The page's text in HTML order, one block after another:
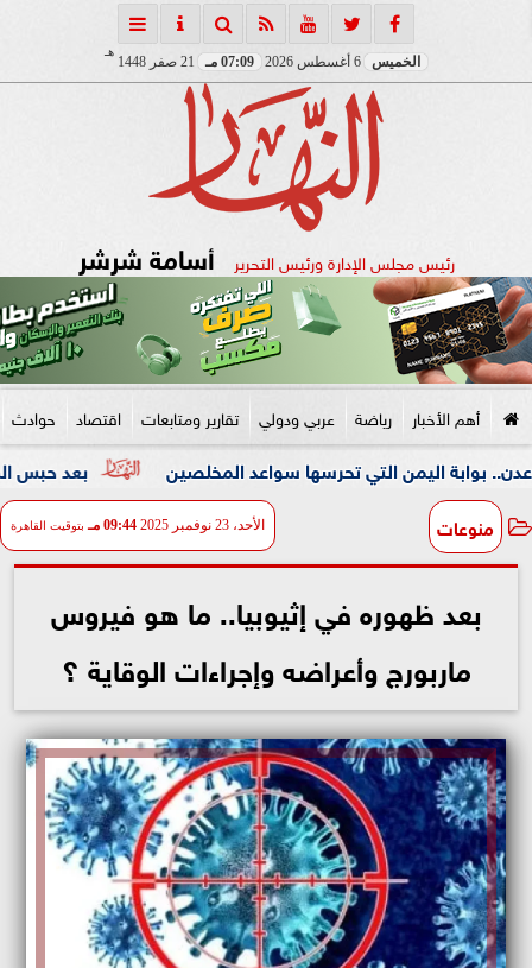
الخميس 07:09 مـ 21 صفر 1448
هـ
رئيس مجلس الإدارة ورئيس التحرير أسامة شرشر
أهم الأخبار رياضة عربي ودولي تقارير ومتابعات اقتصاد حوادث
بعد حبس المتهم 4 أيام.. دفن جثمان الأب المقتول على يد ابنه بالإسكندرية التي تحرسها سواعد المخلصين
منوعات الأحد، 23 نوفمبر 2025 09:44 مـ بتوقيت القاهرة
بعد ظهوره في إثيوبيا.. ما هو فيروس
ماربورج وأعراضه وإجراءات الوقاية ؟